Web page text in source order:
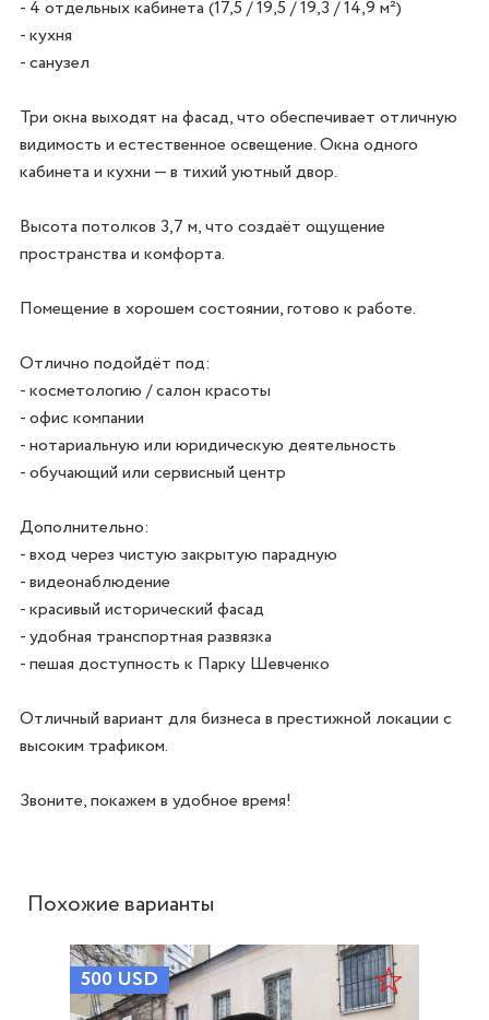
- 4 отдельных кабинета (17,5 / 19,5 / 19,3 / 14,9 м²)
- кухня
- санузел
Три окна выходят на фасад, что обеспечивает отличную
видимость и естественное освещение. Окна одного
кабинета и кухни — в тихий уютный двор.
Высота потолков 3,7 м, что создаёт ощущение
пространства и комфорта.
Помещение в хорошем состоянии, готово к работе.
Отлично подойдёт под:
- косметологию / салон красоты
- офис компании
- нотариальную или юридическую деятельность
- обучающий или сервисный центр
Дополнительно:
- вход через чистую закрытую парадную
- видеонаблюдение
- красивый исторический фасад
- удобная транспортная развязка
- пешая доступность к Парку Шевченко
Отличный вариант для бизнеса в престижной локации с
высоким трафиком.
Звоните, покажем в удобное время!
Похожие варианты
500 USD